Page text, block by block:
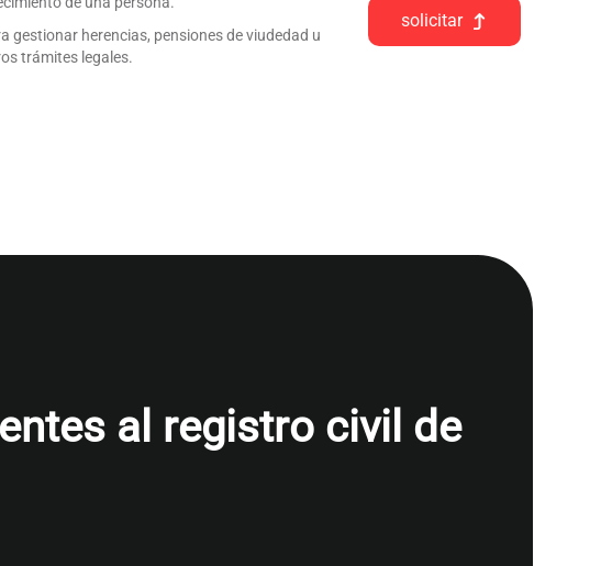
gestionar herencias, pensiones de viudedad u
trámites legales.
solicitar
al registro civil de